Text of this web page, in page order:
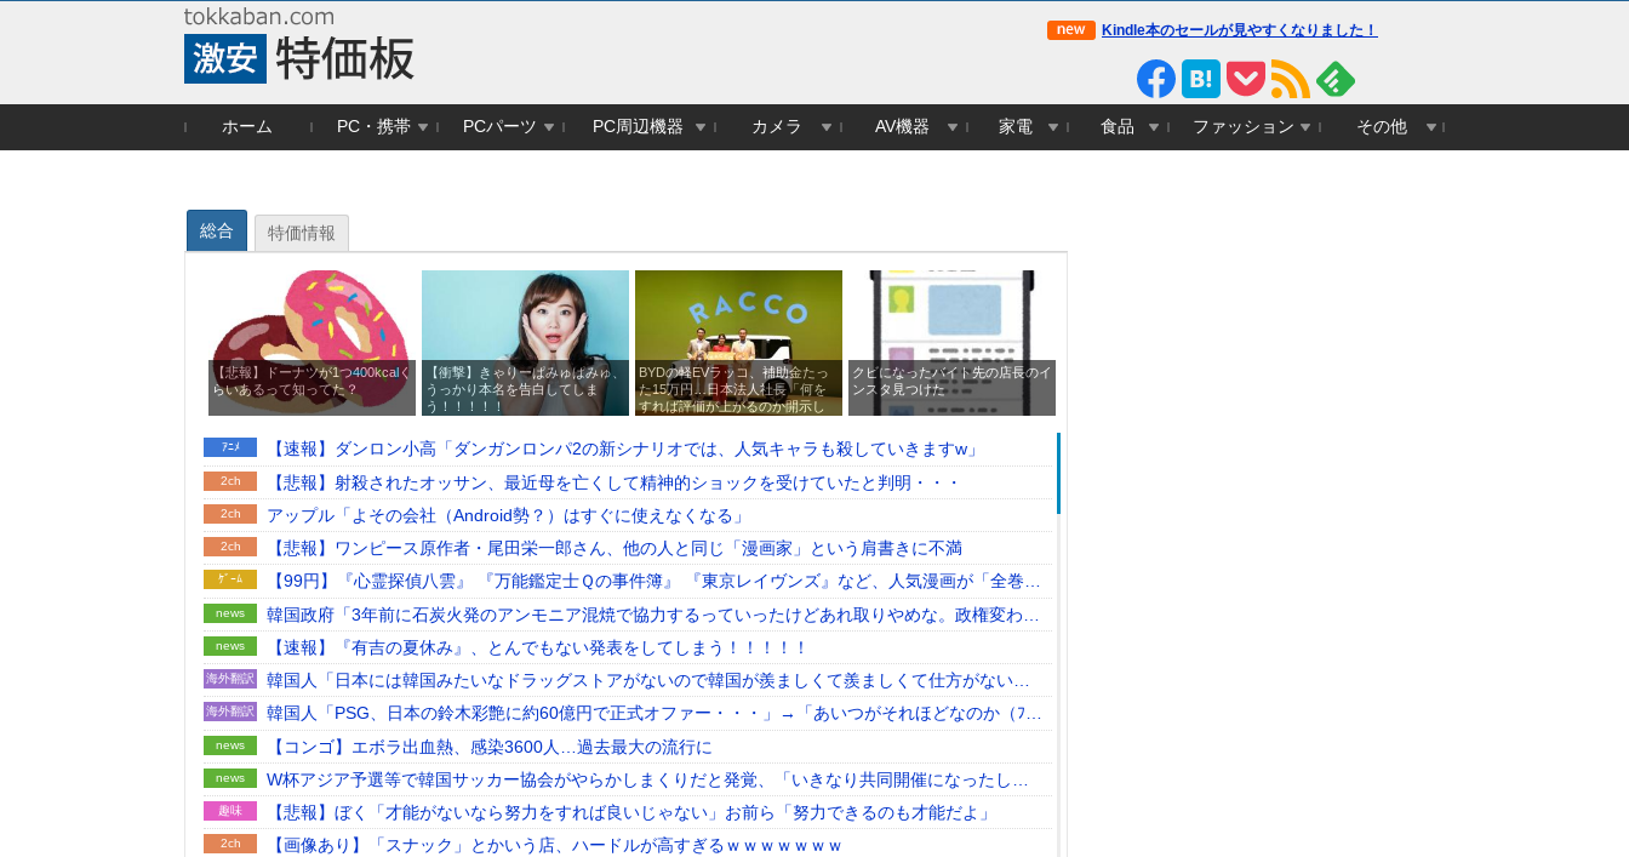
Kindle本のセールが見やすくなりました！
ホーム PC・携帯 PCパーツ PC周辺機器 カメラ AV機器 家電 食品 ファッション その他
総合 特価情報
【悲報】ドーナツが1つ400kcalく
らいあるって知ってた？
【衝撃】きゃりーぱみゅぱみゅ、
うっかり本名を告白してしま
う！！！！！
BYDの軽EVラッコ、補助金たっ
た15万円…日本法人社長「何を
すれば評価が上がるのか開示し
クビになったバイト先の店長のイ
ンスタ見つけた
ｱﾆﾒ 【速報】ダンロン小高「ダンガンロンパ2の新シナリオでは、人気キャラも殺していきますw」
2ch 【悲報】射殺されたオッサン、最近母を亡くして精神的ショックを受けていたと判明・・・
2ch アップル「よその会社（Android勢？）はすぐに使えなくなる」
2ch 【悲報】ワンピース原作者・尾田栄一郎さん、他の人と同じ「漫画家」という肩書きに不満
ｹﾞｰﾑ
【99円】『心霊探偵八雲』 『万能鑑定士Ｑの事件簿』 『東京レイヴンズ』など、人気漫画が「全巻99
円」の激安セール開催！！カドサマー2026キャンペーン！！
news
韓国政府「3年前に石炭火発のアンモニア混焼で協力するっていったけどあれ取りやめな。政権変わっ
たし」……韓国とまともな協力ができない理由、これなんですよね
news 【速報】『有吉の夏休み』、とんでもない発表をしてしまう！！！！！
海外翻訳
韓国人「日本には韓国みたいなドラッグストアがないので韓国が羨ましくて羨ましくて仕方がないん
だそうです」
海外翻訳
韓国人「PSG、日本の鈴木彩艶に約60億円で正式オファー・・・」→「あいつがそれほどなのか（ﾌﾞﾙ
ﾌﾞﾙ）」「レギュラーとして出れるとは思わないけど、それでもやっぱり羨ましいね」
news 【コンゴ】エボラ出血熱、感染3600人…過去最大の流行に
news
W杯アジア予選等で韓国サッカー協会がやらかしまくりだと発覚、「いきなり共同開催になったし
な」と日韓共催の件に言及する声も……
趣味 【悲報】ぼく「才能がないなら努力をすれば良いじゃない」お前ら「努力できるのも才能だよ」
2ch 【画像あり】「スナック」とかいう店、ハードルが高すぎるｗｗｗｗｗｗｗ